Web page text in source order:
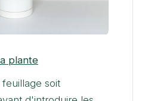
plante
soit